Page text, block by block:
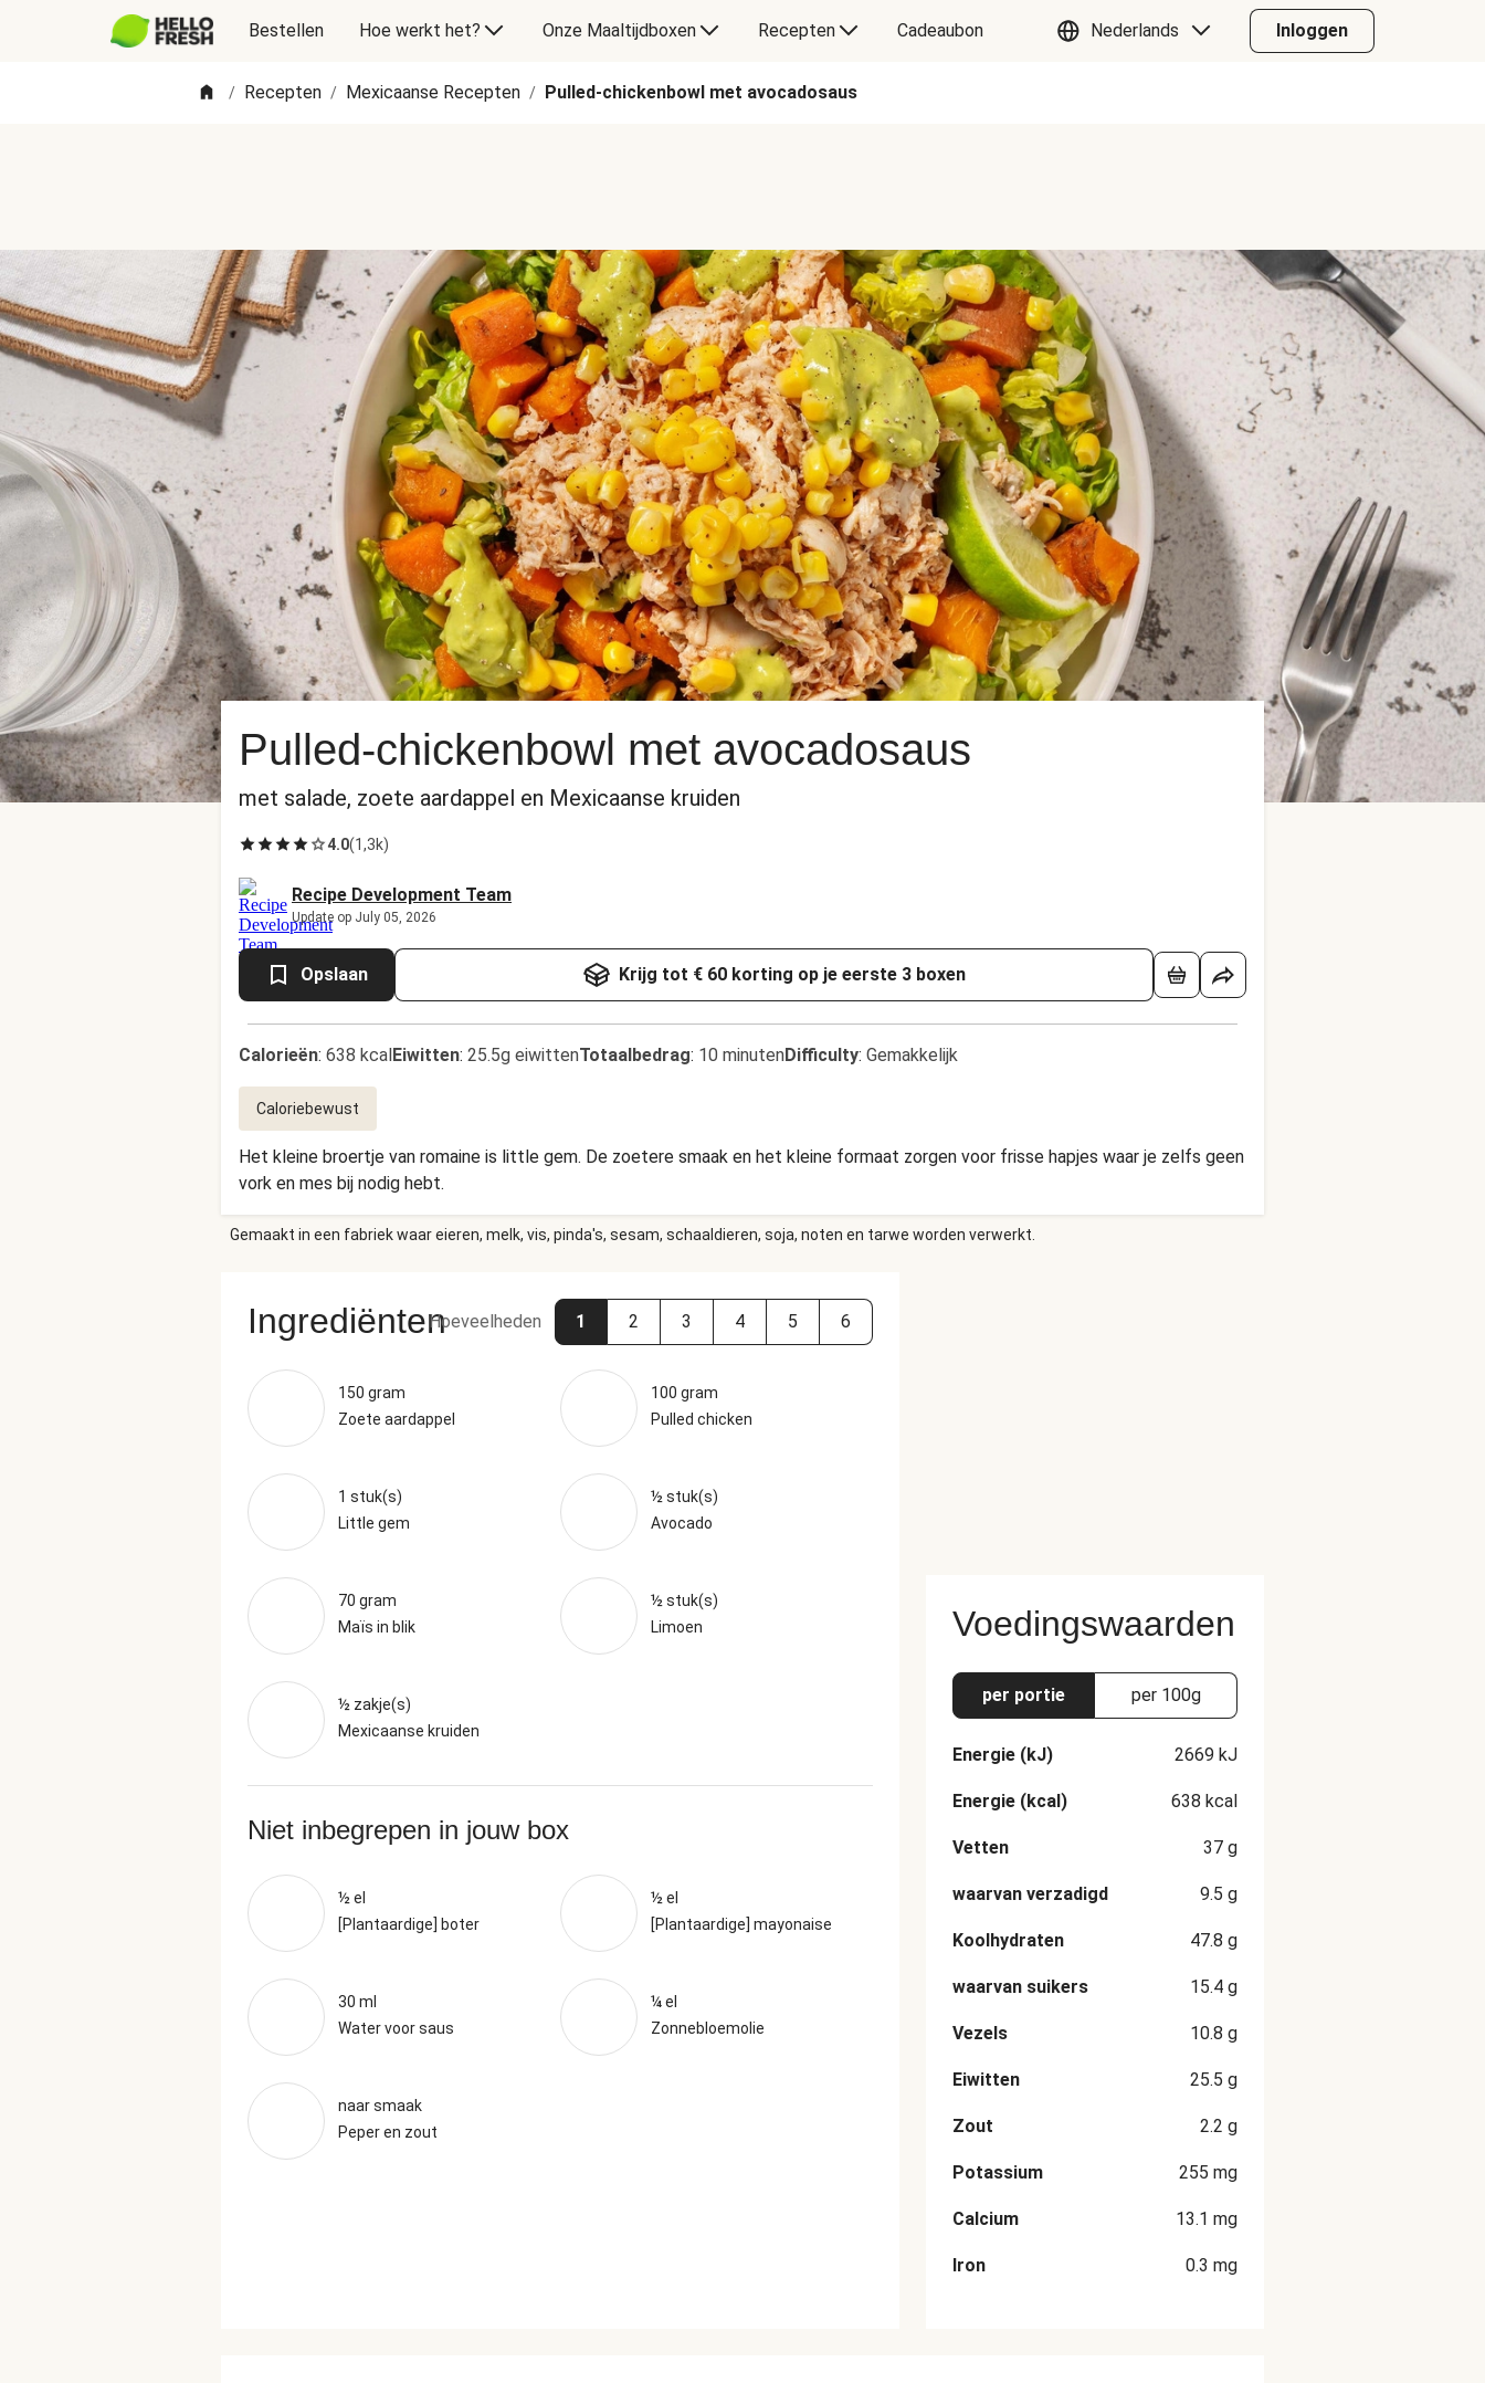
Bestellen Hoe werkt het? Onze Maaltijdboxen Recepten Cadeaubon Nederlands Inloggen
/ Recepten / Mexicaanse Recepten / Pulled-chickenbowl met avocadosaus
Pulled-chickenbowl met avocadosaus
met salade, zoete aardappel en Mexicaanse kruiden
4.0(1,3k)
Recipe Development Team
Update op July 05, 2026
Opslaan Krijg tot € 60 korting op je eerste 3 boxen
Calorieën: 638 kcalEiwitten: 25.5g eiwittenTotaalbedrag: 10 minutenDifficulty: Gemakkelijk
Caloriebewust
Het kleine broertje van romaine is little gem. De zoetere smaak en het kleine formaat zorgen voor frisse hapjes waar je zelfs geen
vork en mes bij nodig hebt.
Gemaakt in een fabriek waar eieren, melk, vis, pinda's, sesam, schaaldieren, soja, noten en tarwe worden verwerkt.
IngrediëntenHoeveelheden 1 2 3 4 5 6
150 gram
Zoete aardappel
100 gram
Pulled chicken
1 stuk(s)
Little gem
½ stuk(s)
Avocado
70 gram
Maïs in blik
½ stuk(s)
Limoen
½ zakje(s)
Mexicaanse kruiden
Niet inbegrepen in jouw box
½ el
[Plantaardige] boter
½ el
[Plantaardige] mayonaise
30 ml
Water voor saus
¼ el
Zonnebloemolie
naar smaak
Peper en zout
Voedingswaarden
per portie per 100g
Energie (kJ) 2669 kJ
Energie (kcal) 638 kcal
Vetten 37 g
waarvan verzadigd 9.5 g
Koolhydraten 47.8 g
waarvan suikers 15.4 g
Vezels 10.8 g
Eiwitten 25.5 g
Zout 2.2 g
Potassium 255 mg
Calcium 13.1 mg
Iron 0.3 mg